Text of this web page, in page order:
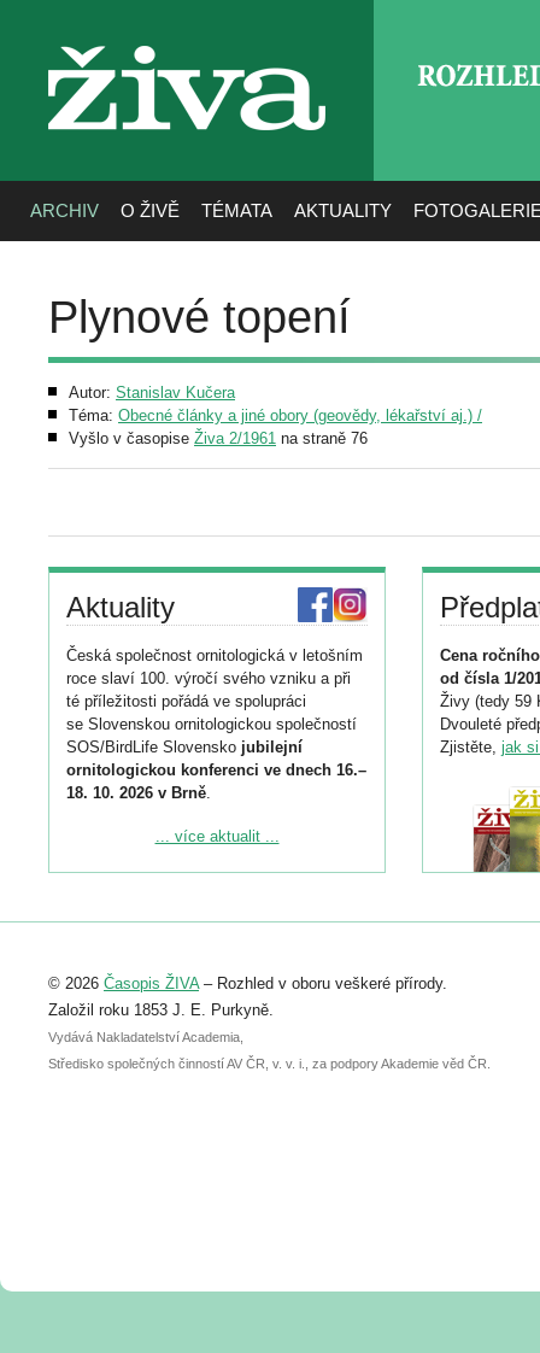
živa
ARCHIV O ŽIVĚ TÉMATA AKTUALITY
Plynové topení
Autor: Stanislav Kučera
Téma: Obecné články a jiné obory (geovědy, lékařství aj.) /
Vyšlo v časopise Živa 2/1961 na straně 76
Aktuality
Česká společnost ornitologická v letošním
roce slaví 100. výročí svého vzniku a při
té příležitosti pořádá ve spolupráci
se Slovenskou ornitologickou společností
SOS/BirdLife Slovensko jubilejní
ornitologickou konferenci ve dnech 16.–
18. 10. 2026 v Brně.
Podrobnější informace ke konferenci
Registrovat se můžete do 6. září.
abstraktu přihlášené přednášky nebo
posteru je už 30. června.
... více aktualit ...
Cena
od čísla 1/
Živy (tedy 59
Dvouleté
Zjistěte, jak
© 2026 Časopis ŽIVA– Rozhled v oboru veškeré přírody.
Založil roku 1853 J. E. Purkyně.
Vydává Nakladatelství Academia,
Středisko společných činností AV ČR, v. v. i., za podpory Akademie věd ČR.